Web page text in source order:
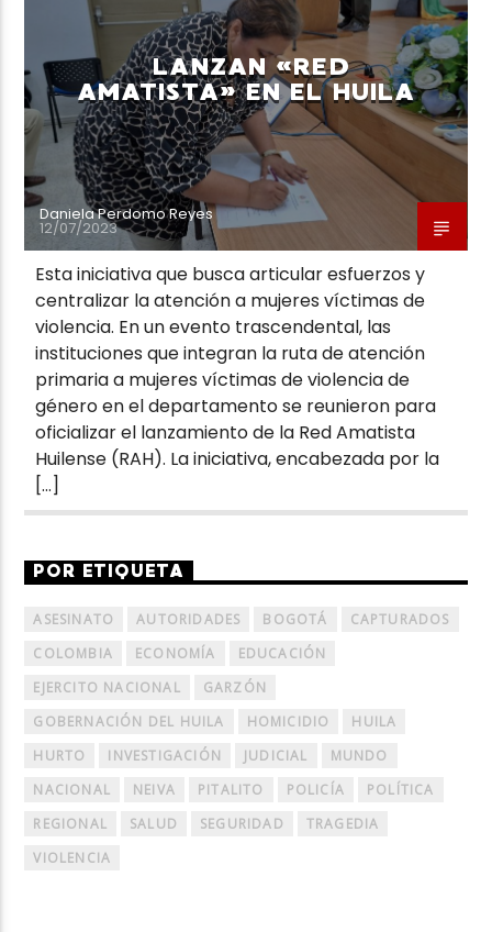
Neiva Estereo
LANZAN «RED
AMATISTA» EN EL HUILA
Daniela Perdomo Reyes
12/07/2023
Esta iniciativa que busca articular esfuerzos y
centralizar la atención a mujeres víctimas de
violencia. En un evento trascendental, las
instituciones que integran la ruta de atención
primaria a mujeres víctimas de violencia de
género en el departamento se reunieron para
oficializar el lanzamiento de la Red Amatista
Huilense (RAH). La iniciativa, encabezada por la
[…]
POR ETIQUETA
ASESINATO AUTORIDADES BOGOTÁ
CAPTURADOS
COLOMBIA
ECONOMÍA
EDUCACIÓN
EJERCITO NACIONAL
GARZÓN
GOBERNACIÓN DEL HUILA
HOMICIDIO
HUILA
HURTO
INVESTIGACIÓN JUDICIAL
MUNDO
NACIONAL
NEIVA PITALITO POLICÍA
POLÍTICA
REGIONAL
SALUD SEGURIDAD
TRAGEDIA
VIOLENCIA